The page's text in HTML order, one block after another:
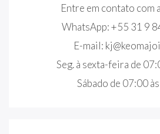
Entre em contato com
WhatsApp: +55 31 9
E-mail:
Seg. à sexta-feira de
Sábado de 07:00